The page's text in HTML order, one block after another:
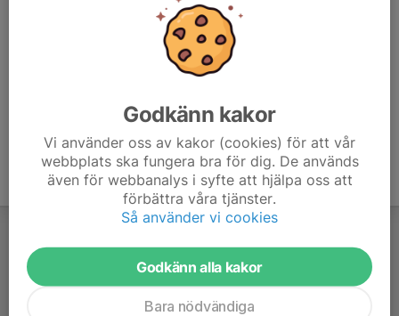
Godkänn kakor
Vi använder oss av kakor (cookies) för att vår
webbplats ska fungera bra för dig. De används
även för webbanalys i syfte att hjälpa oss att
förbättra våra tjänster.
Så använder vi cookies
Godkänn alla kakor
Bara nödvändiga